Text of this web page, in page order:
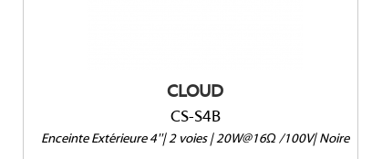
CLOUD
CS-S4B
Enceinte Extérieure 4''| 2 voies | 20W@16Ω /100V| Noire